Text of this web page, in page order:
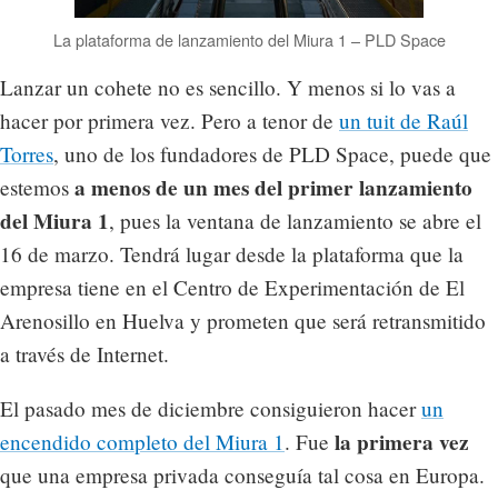
La plataforma de lanzamiento del Miura 1 – PLD Space
Lanzar un cohete no es sencillo. Y menos si lo vas a
hacer por primera vez. Pero a tenor de un tuit de Raúl
Torres, uno de los fundadores de PLD Space, puede que
estemos a menos de un mes del primer lanzamiento
del Miura 1, pues la ventana de lanzamiento se abre el
16 de marzo. Tendrá lugar desde la plataforma que la
empresa tiene en el Centro de Experimentación de El
Arenosillo en Huelva y prometen que será retransmitido
a través de Internet.
El pasado mes de diciembre consiguieron hacerun
encendido completo del Miura 1. Fue la primera vez
que una empresa privada conseguía tal cosa en Europa.